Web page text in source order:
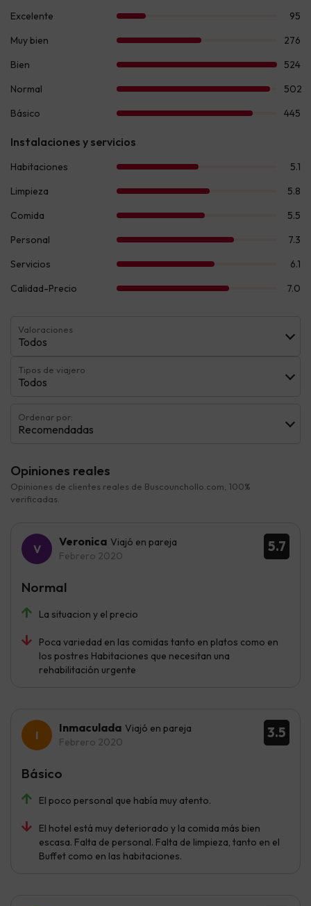
Valoraciones
Todos
Tipos de viajero
Todos
Ordenar por:
Recomendadas
Opiniones reales
Opiniones de clientes reales de Buscounchollo.com, 100%
verificadas.
5.7
Veronica Viajó en pareja
Febrero 2020
La situacion y el precio
Poca variedad en las comidas tanto en platos como en
los postres Habitaciones que necesitan una
rehabilitación urgente
Normal
3.5
Inmaculada Viajó en pareja
Febrero 2020
El poco personal que había muy atento.
El hotel está muy deteriorado y la comida más bien
escasa. Falta de personal. Falta de limpieza, tanto en el
Buffet como en las habitaciones.
Básico